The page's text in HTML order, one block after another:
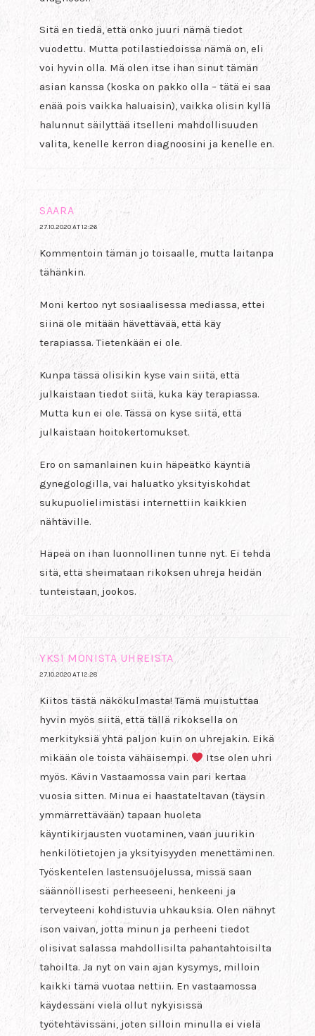
Sitä en tiedä, että onko juuri nämä tiedot
vuodettu. Mutta potilastiedoissa nämä on, eli
voi hyvin olla. Mä olen itse ihan sinut tämän
asian kanssa (koska on pakko olla – tätä ei saa
enää pois vaikka haluaisin), vaikka olisin kyllä
halunnut säilyttää itselleni mahdollisuuden
valita, kenelle kerron diagnoosini ja kenelle en.
SAARA
27.10.2020 AT 12:26
Kommentoin tämän jo toisaalle, mutta laitanpa
tähänkin.
Moni kertoo nyt sosiaalisessa mediassa, ettei
siinä ole mitään hävettävää, että käy
terapiassa. Tietenkään ei ole.
Kunpa tässä olisikin kyse vain siitä, että
julkaistaan tiedot siitä, kuka käy terapiassa.
Mutta kun ei ole. Tässä on kyse siitä, että
julkaistaan hoitokertomukset.
Ero on samanlainen kuin häpeätkö käyntiä
gynegologilla, vai haluatko yksityiskohdat
sukupuolielimistäsi internettiin kaikkien
nähtäville.
Häpeä on ihan luonnollinen tunne nyt. Ei tehdä
sitä, että sheimataan rikoksen uhreja heidän
tunteistaan, jookos.
YKSI MONISTA UHREISTA
27.10.2020 AT 12:28
Kiitos tästä näkökulmasta! Tämä muistuttaa
hyvin myös siitä, että tällä rikoksella on
merkityksiä yhtä paljon kuin on uhrejakin. Eikä
mikään ole toista vähäisempi.
Itse olen uhri
myös. Kävin Vastaamossa vain pari kertaa
vuosia sitten. Minua ei haastateltavan (täysin
ymmärrettävään) tapaan huoleta
käyntikirjausten vuotaminen, vaan juurikin
henkilötietojen ja yksityisyyden menettäminen.
Työskentelen lastensuojelussa, missä saan
säännöllisesti perheeseeni, henkeeni ja
terveyteeni kohdistuvia uhkauksia. Olen nähnyt
ison vaivan, jotta minun ja perheeni tiedot
olisivat salassa mahdollisilta pahantahtoisilta
tahoilta. Ja nyt on vain ajan kysymys, milloin
kaikki tämä vuotaa nettiin. En vastaamossa
käydessäni vielä ollut nykyisissä
työtehtävissäni, joten silloin minulla ei vielä